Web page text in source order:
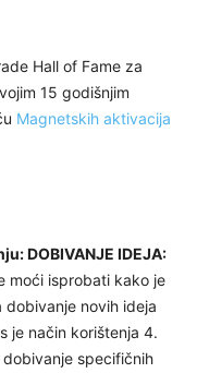
Hall of Fame za
15 godišnjim
Magnetskih aktivacija
DOBIVANJE IDEJA:
moći isprobati kako je
novih ideja
je način korištenja 4.
specifičnih